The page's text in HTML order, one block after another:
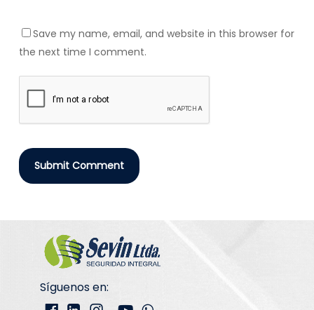
Save my name, email, and website in this browser for
the next time I comment.
Síguenos en: